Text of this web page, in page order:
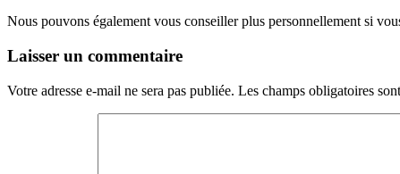
Nous pouvons également vous conseiller plus personnellement si
Laisser un commentaire
Votre adresse e-mail ne sera pas publiée. Les champs obligatoires